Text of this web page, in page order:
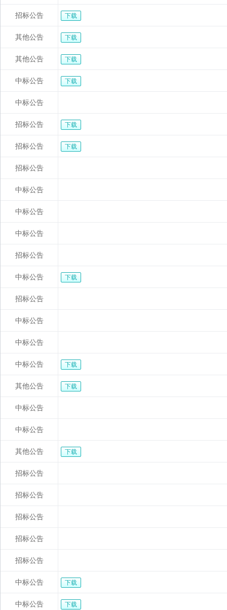
招标公告 下载
其他公告 下载
其他公告 下载
中标公告 下载
中标公告
招标公告 下载
招标公告 下载
招标公告
中标公告
中标公告
中标公告
招标公告
中标公告 下载
招标公告
中标公告
中标公告
中标公告 下载
其他公告 下载
中标公告
中标公告
其他公告 下载
招标公告
招标公告
招标公告
招标公告
招标公告
中标公告 下载
中标公告 下载